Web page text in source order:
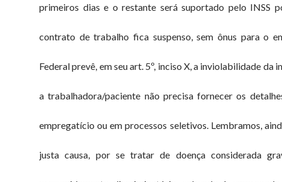
primeiros dias e o restante será suportado pelo INSS
contrato de trabalho fica suspenso, sem ônus para o
Federal prevê, em seu art. 5º, inciso X, a inviolabilidade
a trabalhadora/paciente não precisa fornecer os
empregatício ou em processos seletivos. Lembramos,
justa causa, por se tratar de doença considerada